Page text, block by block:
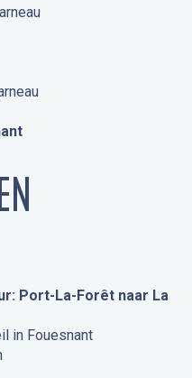
Port-La-Forêt naar La
in Fouesnant